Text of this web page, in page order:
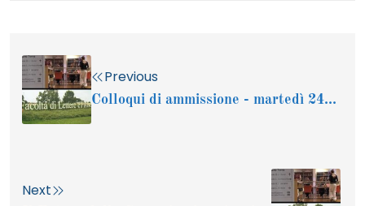
Previous
Colloqui di ammissione - martedì 24...
Next